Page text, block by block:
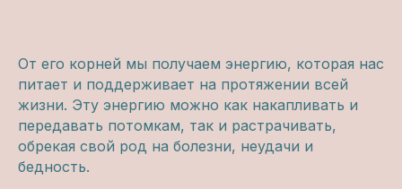
От его корней мы получаем энергию, которая нас
питает и поддерживает на протяжении всей
жизни. Эту энергию можно как накапливать и
передавать потомкам, так и растрачивать,
обрекая свой род на болезни, неудачи и
бедность.
+7 (964) 726 74 00